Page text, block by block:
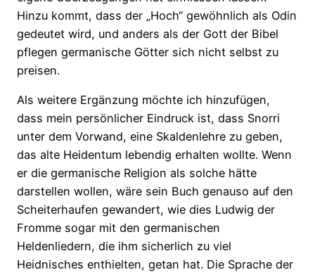
Hinzu kommt, dass der „Hoch“ gewöhnlich als Odin
gedeutet wird, und anders als der Gott der Bibel
pflegen germanische Götter sich nicht selbst zu
preisen.
Als weitere Ergänzung möchte ich hinzufügen,
dass mein persönlicher Eindruck ist, dass Snorri
unter dem Vorwand, eine Skaldenlehre zu geben,
das alte Heidentum lebendig erhalten wollte. Wenn
er die germanische Religion als solche hätte
darstellen wollen, wäre sein Buch genauso auf den
Scheiterhaufen gewandert, wie dies Ludwig der
Fromme sogar mit den germanischen
Heldenliedern, die ihm sicherlich zu viel
Heidnisches enthielten, getan hat. Die Sprache der